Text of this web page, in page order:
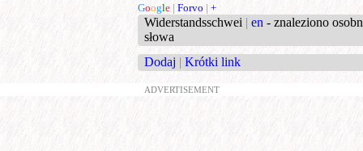
Google | Forvo | +
Widerstandsschwei | en - znaleziono
słowa
Dodaj | Krótki link
ADVERTISEMENT